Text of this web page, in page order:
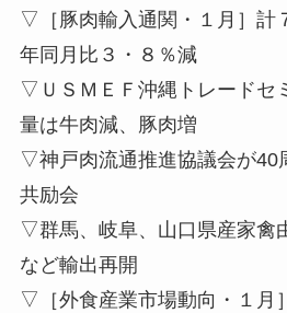
▽［豚肉輸入通関・１月］計
年同月比３・８％減
▽ＵＳＭＥＦ沖縄トレードセ
量は牛肉減、豚肉増
▽神戸肉流通推進協議会が40
共励会
▽群馬、岐阜、山口県産家禽
など輸出再開
▽［外食産業市場動向・１月